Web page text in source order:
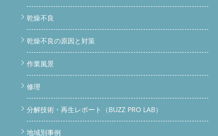
乾燥不良
乾燥不良の原因と対策
作業風景
修理
分解技術・再生レポート（BUZZ PRO LAB）
地域別事例